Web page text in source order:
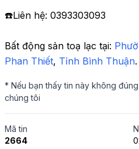
☎️Liên hệ: 0393303093
Bất động sản toạ lạc tại:
Phan Thiết, Tỉnh Bình Thuận.
* Nếu bạn thấy tin này không
chúng tôi
Mã tin
2664